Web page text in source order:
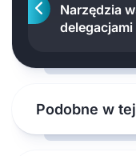
Narzędzia
delegacjami
Podobne w